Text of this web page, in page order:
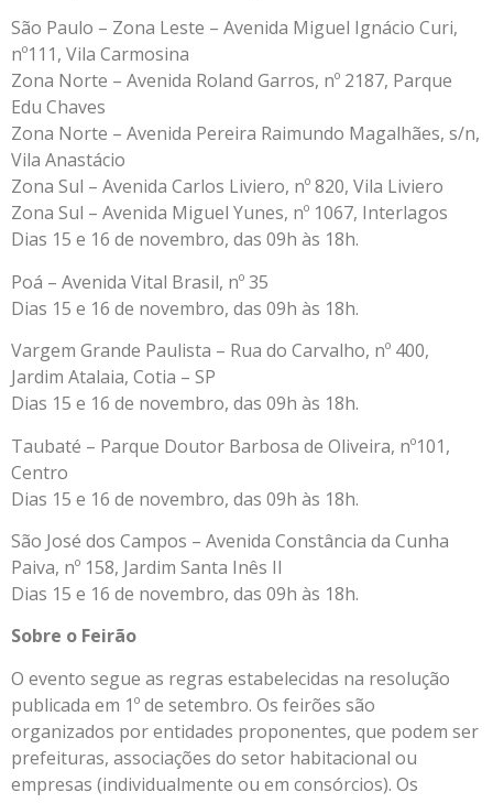
São Paulo – Zona Leste – Avenida Miguel Ignácio Curi,
nº111, Vila Carmosina
Zona Norte – Avenida Roland Garros, nº 2187, Parque
Edu Chaves
Zona Norte – Avenida Pereira Raimundo Magalhães, s/n,
Vila Anastácio
Zona Sul – Avenida Carlos Liviero, nº 820, Vila Liviero
Zona Sul – Avenida Miguel Yunes, nº 1067, Interlagos
Dias 15 e 16 de novembro, das 09h às 18h.
Poá – Avenida Vital Brasil, nº 35
Dias 15 e 16 de novembro, das 09h às 18h.
Vargem Grande Paulista – Rua do Carvalho, nº 400,
Jardim Atalaia, Cotia – SP
Dias 15 e 16 de novembro, das 09h às 18h.
Taubaté – Parque Doutor Barbosa de Oliveira, nº101,
Centro
Dias 15 e 16 de novembro, das 09h às 18h.
São José dos Campos – Avenida Constância da Cunha
Paiva, nº 158, Jardim Santa Inês II
Dias 15 e 16 de novembro, das 09h às 18h.
Sobre o Feirão
O evento segue as regras estabelecidas na resolução
publicada em 1º de setembro. Os feirões são
organizados por entidades proponentes, que podem ser
prefeituras, associações do setor habitacional ou
empresas (individualmente ou em consórcios). Os